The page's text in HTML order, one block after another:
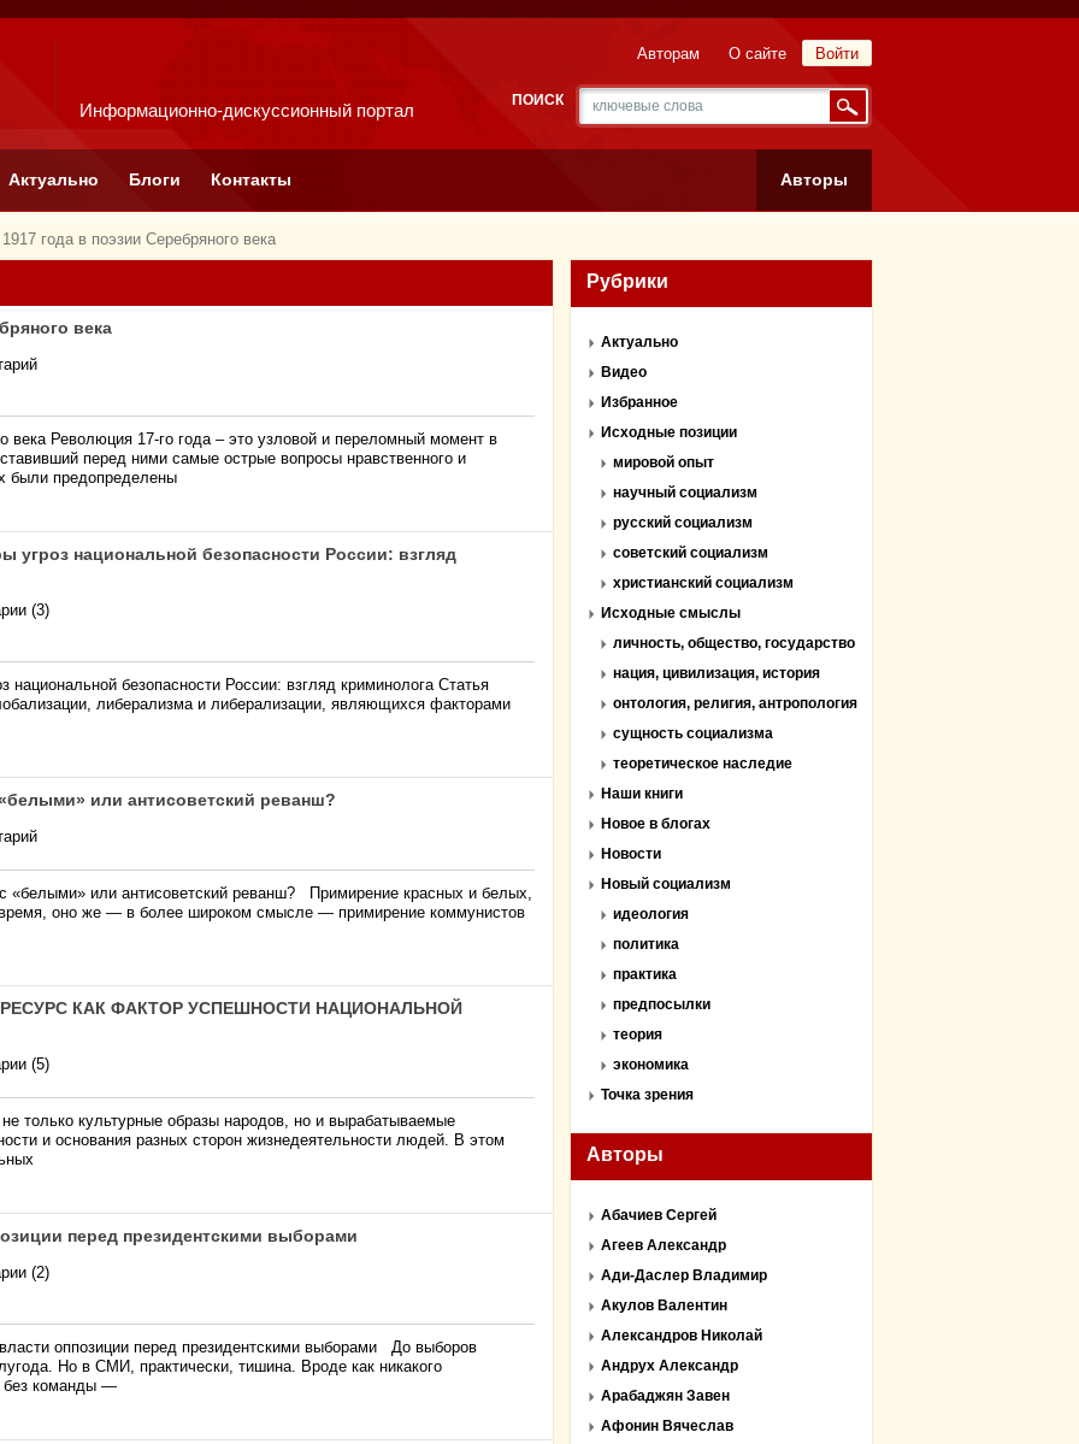
Информационно-дискуссионный портал
Войти
Авторам О сайте
ПОИСК
Актуально Блоги Контакты Авторы
года в поэзии Серебряного века
века
века Революция 17-го года – это узловой и переломный момент в
перед ними самые острые вопросы нравственного и
были предопределены
угроз национальной безопасности России: взгляд
(3)
национальной безопасности России: взгляд криминолога Статья
либерализма и либерализации, являющихся факторами
или антисоветский реванш?
или антисоветский реванш? Примирение красных и белых,
время, оно же — в более широком смысле — примирение коммунистов
РЕСУРС КАК ФАКТОР УСПЕШНОСТИ НАЦИОНАЛЬНОЙ
(5)
только культурные образы народов, но и вырабатываемые
и основания разных сторон жизнедеятельности людей. В этом
перед президентскими выборами
(2)
оппозиции перед президентскими выборами До выборов
Но в СМИ, практически, тишина. Вроде как никакого
без команды —
Рубрики
Актуально
Видео
Избранное
Исходные позиции
мировой опыт
научный социализм
русский социализм
советский социализм
христианский социализм
Исходные смыслы
личность, общество, государство
нация, цивилизация, история
онтология, религия, антропология
сущность социализма
теоретическое наследие
Наши книги
Новое в блогах
Новости
Новый социализм
идеология
политика
практика
предпосылки
теория
экономика
Точка зрения
Авторы
Абачиев Сергей
Агеев Александр
Ади-Даслер Владимир
Акулов Валентин
Александров Николай
Андрух Александр
Арабаджян Завен
Афонин Вячеслав